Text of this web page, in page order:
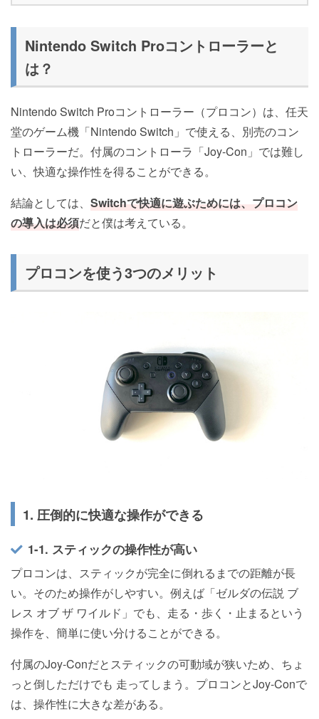
Nintendo Switch Proコントローラーと
は？
Nintendo Switch Proコントローラー（プロコン）は、任天
堂のゲーム機「Nintendo Switch」で使える、別売のコン
トローラーだ。付属のコントローラ「Joy-Con」では難し
い、快適な操作性を得ることができる。
結論としては、 Switchで快適に遊ぶためには、プロコン
の導入は必須だと僕は考えている。
プロコンを使う3つのメリット
1. 圧倒的に快適な操作ができる
1-1. スティックの操作性が高い
プロコンは、スティックが完全に倒れるまでの距離が長
い。そのため操作がしやすい。例えば「ゼルダの伝説 ブ
レス オブ ザ ワイルド」でも、走る・歩く・止まるという
操作を、簡単に使い分けることができる。
付属のJoy-Conだとスティックの可動域が狭いため、ちょ
っと倒しただけでも 走ってしまう。プロコンとJoy-Conで
は、操作性に大きな差がある。